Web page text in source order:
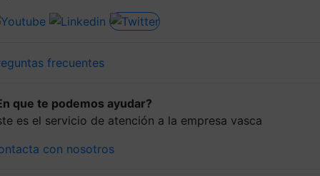
frecuentes
que te podemos ayudar?
es el servicio de atención a la empresa vasca
con nosotros